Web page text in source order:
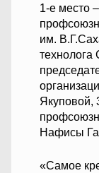
1-е место
им.
Якуповой,
Нафисы
«Самое